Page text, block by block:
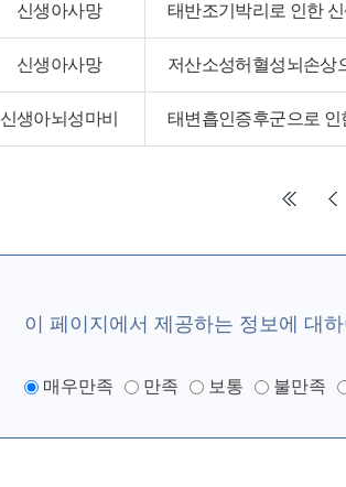
신생아사망 태반조기박리로 인한
신생아사망 저산소성허혈성뇌손상
신생아뇌성마비 태변흡인증후군으로 인
이 페이지에서 제공하는 정보에 대
매우만족 만족 보통 불만족